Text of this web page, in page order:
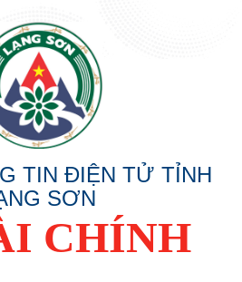
TIN ĐIỆN TỬ TỈNH
SƠN
CHÍNH